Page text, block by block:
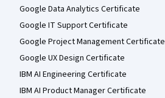
Google Data Analytics Certificate
Google IT Support Certificate
Google Project Management Certificate
Google UX Design Certificate
IBM AI Engineering Certificate
IBM AI Product Manager Certificate